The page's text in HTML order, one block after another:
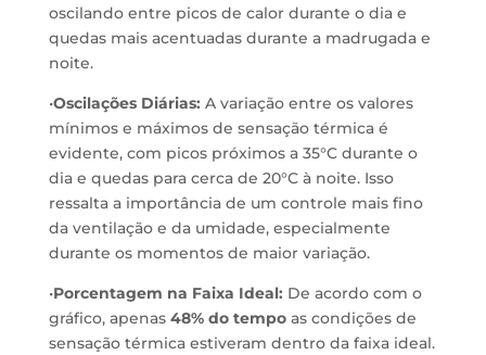
oscilando entre picos de calor durante o dia e
quedas mais acentuadas durante a madrugada e
noite.
•Oscilações Diárias: A variação entre os valores
mínimos e máximos de sensação térmica é
evidente, com picos próximos a 35°C durante o
dia e quedas para cerca de 20°C à noite. Isso
ressalta a importância de um controle mais fino
da ventilação e da umidade, especialmente
durante os momentos de maior variação.
•Porcentagem na Faixa Ideal: De acordo com o
gráfico, apenas 48% do tempoas condições de
sensação térmica estiveram dentro da faixa ideal.